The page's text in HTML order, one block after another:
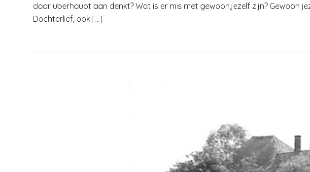
daar uberhaupt aan denkt? Wat is er mis met gewoon,jezelf zijn? Gewoon
Dochterlief, ook […]